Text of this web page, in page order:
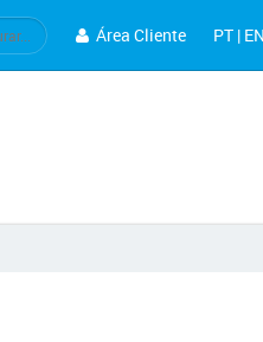
Área Cliente PT | EN